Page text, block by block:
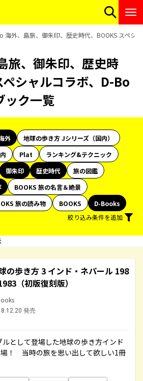
海外、島旅、御朱印、歴史時代、BOOKS スペシ
旅、御朱印、歴史時
ペシャルコラボ、D-Bo
ック一覧
外
地球の歩き方 Jシリーズ（国内）
Plat
ランキング&テクニック
御朱印 歴史時代
旅の図鑑
BOOKS 旅の名言＆絶景
旅の読み物 BOOKS
D-Books
絞り込み条件を追加
の歩き方 3 インド・ネパール 198
（初版復刻版）
発売
として登場した地球の歩き方インド
！ 当時の旅を思い出して欲しい1冊